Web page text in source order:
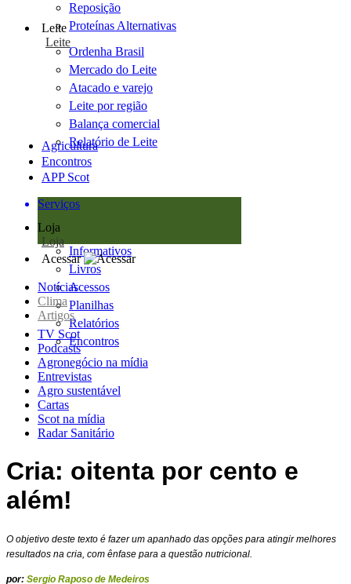
Reposição
Proteínas Alternativas
Leite
Leite
Ordenha Brasil
Mercado do Leite
Atacado e varejo
Leite por região
Balança comercial
Relatório de Leite
Agricultura
Encontros
APP Scot
Serviços
Loja
Loja
Informativos
Livros
Acessos
Planilhas
Relatórios
Encontros
Acessar
Notícias
Clima
Artigos
TV Scot
Podcasts
Agronegócio na mídia
Entrevistas
Agro sustentável
Cartas
Scot na mídia
Radar Sanitário
Cria: oitenta por cento e
além!
O objetivo deste texto é fazer um apanhado das opções para atingir melhores
resultados na cria, com ênfase para a questão nutricional.
por: Sergio Raposo de Medeiros